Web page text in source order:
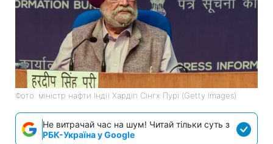
Фото: міністр нафти Індії Хардіп Сінгх Пурі (Getty Images)
Не витрачай час на шум! Читай тільки суть з
РБК-Україна у Google